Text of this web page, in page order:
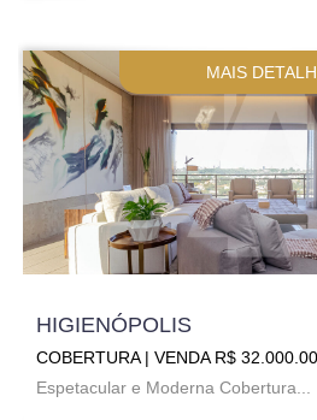
MAIS
HIGIENÓPOLIS
COBERTURA | VENDA R$
Espetacular e Moderna Cobertura...